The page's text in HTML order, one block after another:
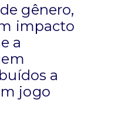
gênero,
impacto
a
a
jogo